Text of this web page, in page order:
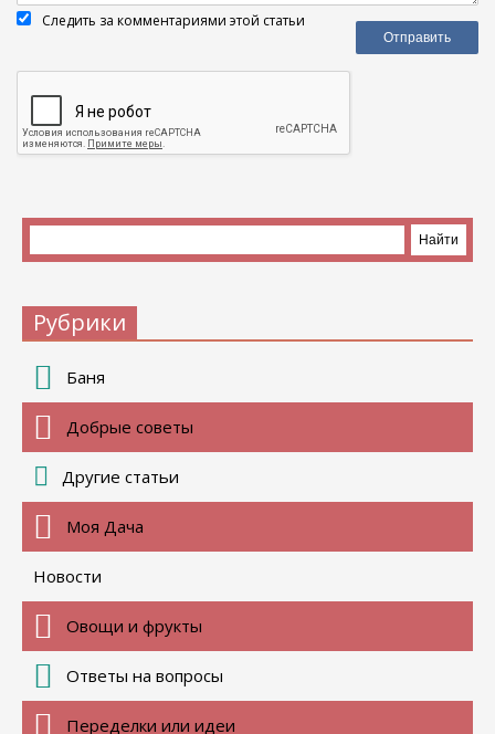
Следить за комментариями этой статьи
Рубрики
Баня
Добрые советы
Другие статьи
Моя Дача
Новости
Овощи и фрукты
Ответы на вопросы
Переделки или идеи